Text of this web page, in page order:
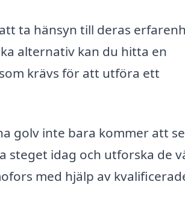
ta hänsyn till deras
alternativ kan du hitta en
krävs för att utföra ett
golv inte bara kommer att
steget idag och utforska de
med hjälp av